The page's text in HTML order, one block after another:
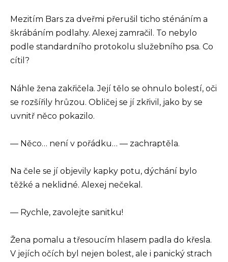
Mezitím Bars za dveřmi přerušil ticho sténáním a
škrábáním podlahy. Alexej zamračil. To nebylo
podle standardního protokolu služebního psa. Co
cítil?
Náhle žena zakřičela. Její tělo se ohnulo bolestí, oči
se rozšířily hrůzou. Obličej se jí zkřivil, jako by se
uvnitř něco pokazilo.
— Něco… není v pořádku… — zachraptěla.
Na čele se jí objevily kapky potu, dýchání bylo
těžké a neklidné. Alexej nečekal.
— Rychle, zavolejte sanitku!
Žena pomalu a třesoucím hlasem padla do křesla.
V jejích očích byl nejen bolest, ale i panický strach